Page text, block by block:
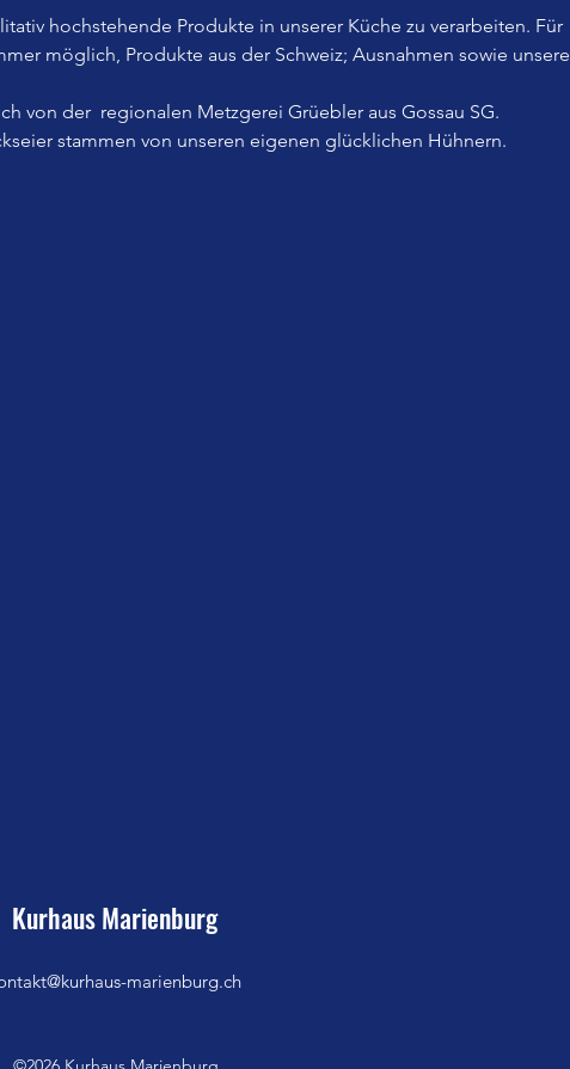
hochstehende Produkte in unserer Küche zu verarbeiten. Für
möglich, Produkte aus der Schweiz; Ausnahmen sowie unsere
von der  regionalen Metzgerei Grüebler aus Gossau SG.
stammen von unseren eigenen glücklichen Hühnern.
Kurhaus Marienburg
marienburg.ch